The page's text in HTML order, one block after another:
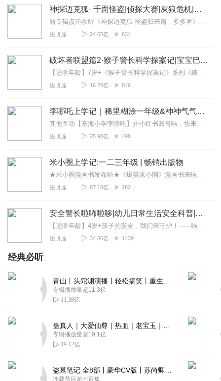
神探迈克狐· 千面怪盗|侦探大赛|灰狼危机|多多罗
新专辑点击收听《神探迈克狐·怪盗归来篇｜多多罗》！！！>>>点击进入主播橱窗购买《神探迈克狐》系列图书吧!<<<多多罗故事【点击前往】收听多多罗其他好玩有趣的故...
儿童 24.65亿 834
破坏者联盟篇2·猴子警长科学探案记|宝宝巴士故事
【适听年龄】7岁+《猴子警长科学探案记》系列《破坏者联盟篇1·猴子警长科学探案记》>>>《破坏者联盟篇2·猴子警长科学探案记》>>>《破坏者联盟篇3·猴子警长科...
儿童 16.20亿 846
李哪吒上学记｜稀里糊涂一年级&神神气气二年级
其他互动【东海小学李哪吒】开小红书账号啦，快来关注和李哪吒成为好朋友！有机会免费领儿童会员、官方周边！【点击加入】东海小学广播站圈子，更多互动！李哪吒全新冒险番...
儿童 25.98亿 498
米小圈上学记:一二三年级 | 畅销出版物
★米小圈漫画书发布啦★《爆笑米小圈》漫画书来啦《米小圈上学记》一二三年级正版广播剧！《米小圈上学记》系列是儿童作家北猫最新创作的儿童小说系列，作品诙谐幽默、好...
儿童 87.18亿 282
安全警长啦咘啦哆|幼儿日常生活安全科普|宝宝巴士
【适听年龄】4岁+孩子的安全，我们来守护！——啦咘啦哆警长宣孩子天生爱冒险，好奇心爆棚！不是在大马路上比赛跑，就是踩着椅子上下跳，怎样才能保护孩子平安长大？听...
儿童 34.86亿 1439
经典必听
专辑播放量超11.3亿
11.38亿
专辑播放量超19.1亿
19.12亿
连载节目超七百集